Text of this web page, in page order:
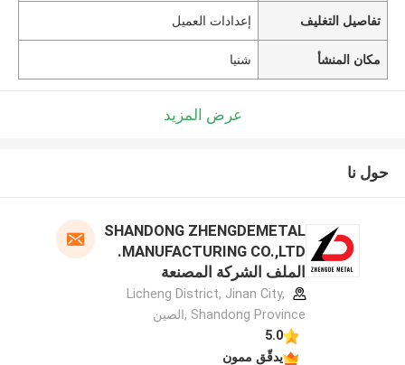
تفاصيل التغليف إعدادات العميل
مكان المنشأ شنيا
عرض المزيد
حول نا
SHANDONG ZHENGDEMETAL
MANUFACTURING CO.,LTD.
الملف الشركة المصنعة
Licheng District, Jinan City,
Shandong Province ,الصين
5.0
يدقّق ممون